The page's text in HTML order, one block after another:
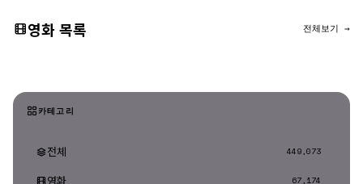
영화 목록 전체보기 →
카테고리
전체 449,073
영화 67,174